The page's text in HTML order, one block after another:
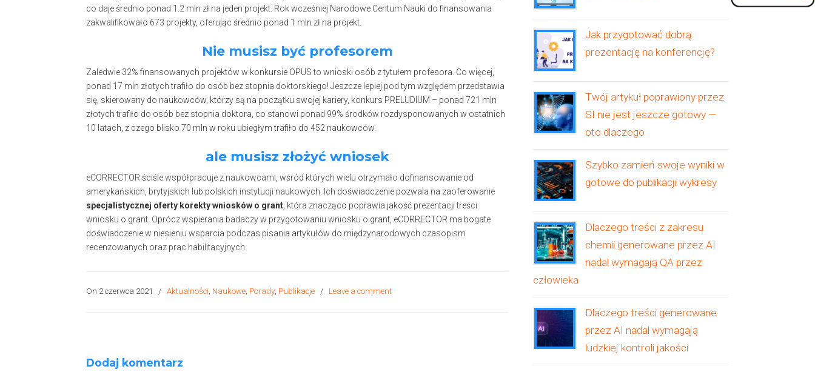
co daje średnio ponad 1.2 mln zł na jeden projekt. Rok wcześniej Narodowe Centum Nauki do finansowania
zakwalifikowało 673 projekty, oferując średnio ponad 1 mln zł na projekt.
Nie musisz być profesorem
Zaledwie 32% finansowanych projektów w konkursie OPUS to wnioski osób z tytułem profesora. Co więcej,
ponad 17 mln złotych trafiło do osób bez stopnia doktorskiego! Jeszcze lepiej pod tym względem przedstawia
się, skierowany do naukowców, którzy są na początku swojej kariery, konkurs PRELUDIUM – ponad 721 mln
złotych trafiło do osób bez stopnia doktora, co stanowi ponad 99% środków rozdysponowanych w ostatnich
10 latach, z czego blisko 70 mln w roku ubiegłym trafiło do 452 naukowców.
ale musisz złożyć wniosek
eCORRECTOR ściśle współpracuje z naukowcami, wśród których wielu otrzymało dofinansowanie od
amerykańskich, brytyjskich lub polskich instytucji naukowych. Ich doświadczenie pozwala na zaoferowanie
specjalistycznej oferty korekty wniosków o grant , która znacząco poprawia jakość prezentacji treści
wniosku o grant. Oprócz wspierania badaczy w przygotowaniu wniosku o grant, eCORRECTOR ma bogate
doświadczenie w niesieniu wsparcia podczas pisania artykułów do międzynarodowych czasopism
recenzowanych oraz prac habilitacyjnych.
On 2 czerwca 2021 / Aktualności, Naukowe, Porady, Publikacje / Leave a comment
Dodaj komentarz
Jak przygotować dobrą
prezentację na konferencję?
Twój artykuł poprawiony przez
SI nie jest jeszcze gotowy —
oto dlaczego
Szybko zamień swoje wyniki w
gotowe do publikacji wykresy
Dlaczego treści z zakresu
chemii generowane przez AI
nadal wymagają QA przez
człowieka
Dlaczego treści generowane
przez AI nadal wymagają
ludzkiej kontroli jakości